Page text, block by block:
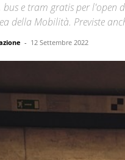
bus e tram gratis per l'open
della Mobilità. Previste
- 12 Settembre 2022